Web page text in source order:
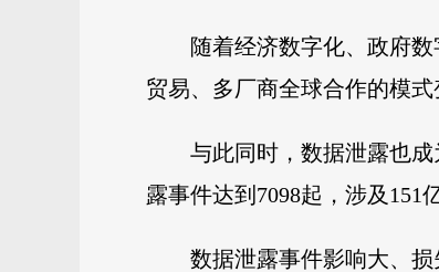
随着经济数字化、政府
贸易、多厂商全球合作的模
与此同时，数据泄露也
露事件达到7098起，涉及151
数据泄露事件影响大、